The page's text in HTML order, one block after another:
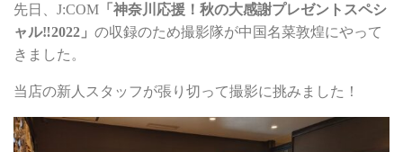
先日、J:COM 「神奈川応援！秋の大感謝プレゼントスペシ
ャル‼2022」 の収録のため撮影隊が中国名菜敦煌にやって
きました。
当店の新人スタッフが張り切って撮影に挑みました！